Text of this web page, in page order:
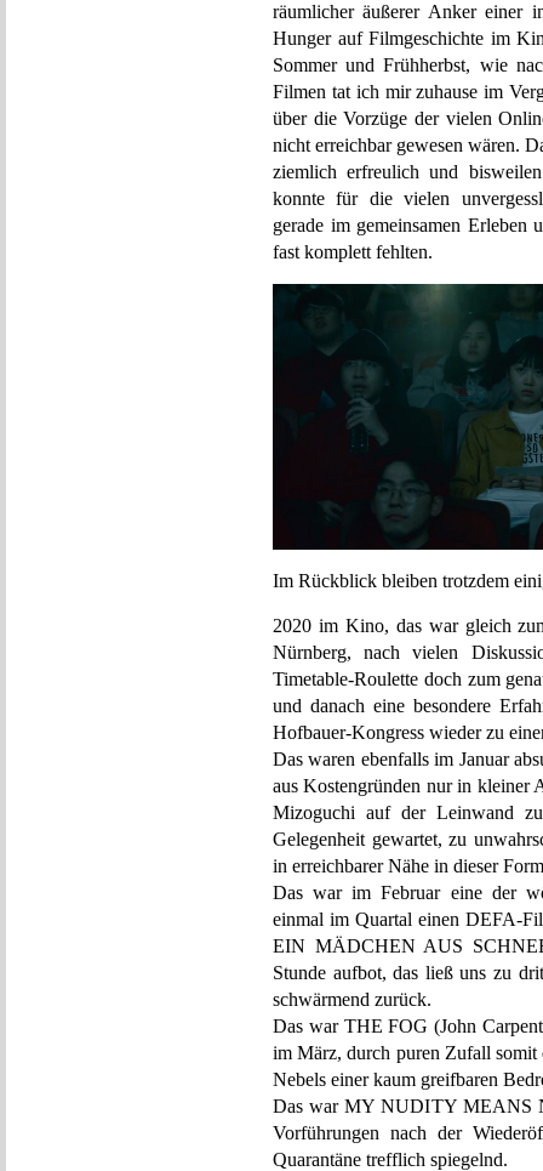
räumlicher äußerer Anker einer
Hunger auf Filmgeschichte im
Sommer und Frühherbst, wie
Filmen tat ich mir zuhause im
über die Vorzüge der vielen
nicht erreichbar gewesen wären.
ziemlich erfreulich und
konnte für die vielen
gerade im gemeinsamen Erleben
fast komplett fehlten.
Im Rückblick bleiben trotzdem
2020 im Kino, das war gleich
Nürnberg, nach vielen
Timetable-Roulette doch zum
und danach eine besondere
Hofbauer-Kongress wieder zu
Das waren ebenfalls im Januar
aus Kostengründen nur in
Mizoguchi auf der Leinwand
Gelegenheit gewartet, zu
in erreichbarer Nähe in dieser
Das war im Februar eine der
einmal im Quartal einen DEFA-
EIN MÄDCHEN AUS
Stunde aufbot, das ließ uns zu
schwärmend zurück.
Das war THE FOG (John
im März, durch puren Zufall somit
Nebels einer kaum greifbaren
Das war MY NUDITY MEANS
Vorführungen nach der
Quarantäne trefflich spiegelnd.